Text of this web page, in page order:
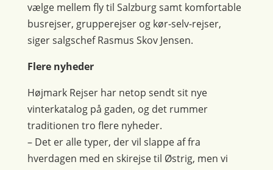
vælge mellem fly til Salzburg samt komfortable
busrejser, grupperejser og kør-selv-rejser,
siger salgschef Rasmus Skov Jensen.
Flere nyheder
Højmark Rejser har netop sendt sit nye
vinterkatalog på gaden, og det rummer
traditionen tro flere nyheder.
– Det er alle typer, der vil slappe af fra
hverdagen med en skirejse til Østrig, men vi